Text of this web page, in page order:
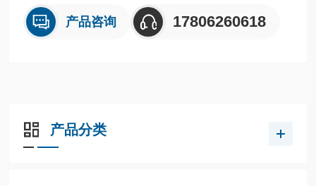
产品咨询 17806260618
产品分类